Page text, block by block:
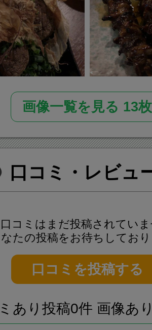
画像一覧を見る 13枚
口コミ・レビュ
口コミはまだ投稿されてい
たの投稿をお待ちしてお
口コミを投稿する
あり投稿0件 画像あ